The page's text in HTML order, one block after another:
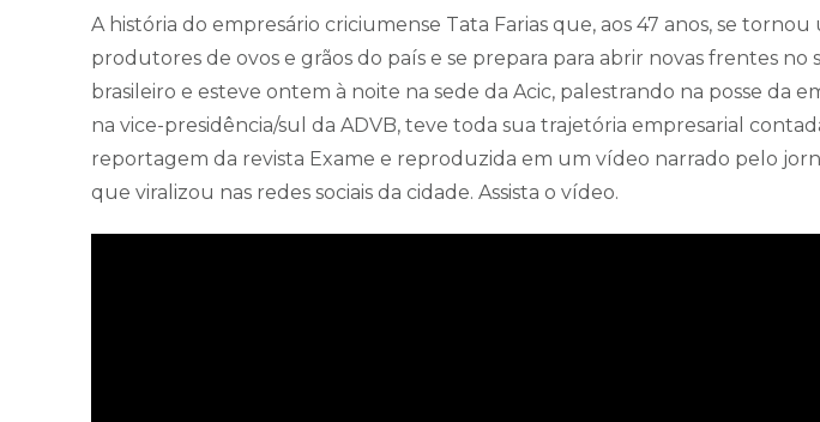
A história do empresário criciumense Tata Farias que, aos 47 anos, se tornou
produtores de ovos e grãos do país e se prepara para abrir novas frentes no
brasileiro e esteve ontem à noite na sede da Acic, palestrando na posse da
na vice-presidência/sul da ADVB, teve toda sua trajetória empresarial
reportagem da revista Exame e reproduzida em um vídeo narrado pelo
que viralizou nas redes sociais da cidade. Assista o vídeo.